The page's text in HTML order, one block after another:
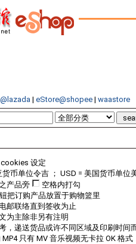
| eStore@shopee | waastore
设定
货币单位令吉 ； USD = 美国货币单位
产品旁
空格内打勾
把订购产品放置于购物篮里
邮联络直到签收为止
为主除非另有注明
，递送货品或许不同区域及印刷时间
只有 MV 音乐视频无卡拉 OK 格式